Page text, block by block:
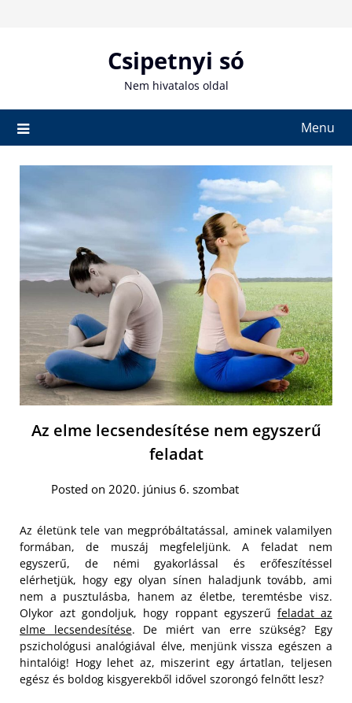
Csipetnyi só
Nem hivatalos oldal
Menu
Az elme lecsendesítése nem egyszerű
feladat
Posted on 2020. június 6. szombat
Az életünk tele van megpróbáltatással, aminek valamilyen
formában, de muszáj megfeleljünk. A feladat nem
egyszerű, de némi gyakorlással és erőfeszítéssel
elérhetjük, hogy egy olyan sínen haladjunk tovább, ami
nem a pusztulásba, hanem az életbe, teremtésbe visz.
Olykor azt gondoljuk, hogy roppant egyszerű feladat az
elme lecsendesítése. De miért van erre szükség? Egy
pszichológusi analógiával élve, menjünk vissza egészen a
hintalóig! Hogy lehet az, miszerint egy ártatlan, teljesen
egész és boldog kisgyerekből idővel szorongó felnőtt lesz?